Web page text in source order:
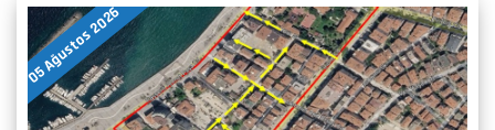
05 Ağustos 2026